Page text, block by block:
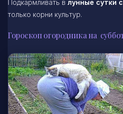
Подкармливать в лунные сутки
только корни культур.
Гороскоп огородника на